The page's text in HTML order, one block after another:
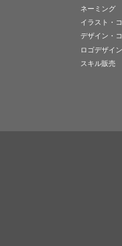
ネーミング
イラスト・
デザイン・
ロゴデザイ
スキル販売